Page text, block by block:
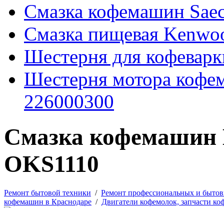
Смазка кофемашин
Смазка пищевая
Шестерня для
Шестерня мотора
226000300
Смазка кофемашин
OKS1110
Ремонт бытовой техники / Ремонт профессиональных и
кофемашин в Краснодаре / Двигатели кофемолок, запчасти